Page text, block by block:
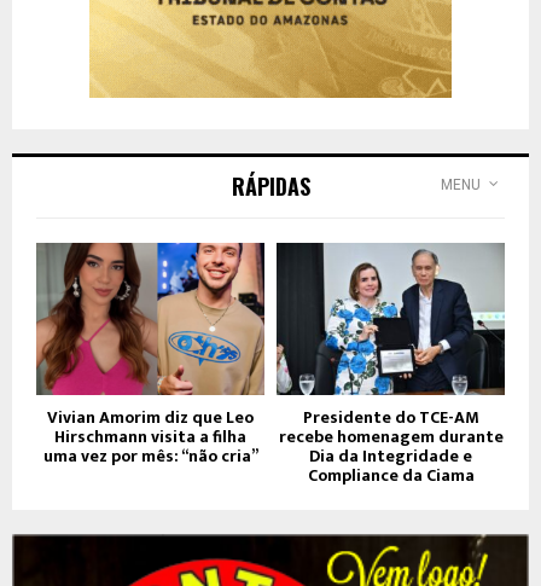
RÁPIDAS MENU
Vivian Amorim diz que Leo
Hirschmann visita a filha
uma vez por mês: “não cria”
Presidente do TCE-AM
recebe homenagem durante
Dia da Integridade e
Compliance da Ciama